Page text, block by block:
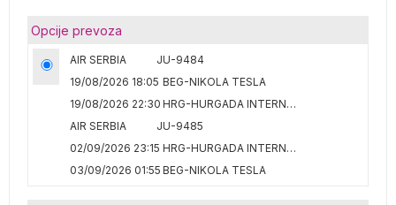
Opcije prevoza
AIR SERBIA
JU-9484
19/08/2026 18:05 BEG-NIKOLA TESLA
19/08/2026 22:30
HRG-HURGADA INTERNATIONAL
AIR SERBIA
JU-9485
02/09/2026 23:15
HRG-HURGADA INTERNATIONAL
03/09/2026 01:55 BEG-NIKOLA TESLA